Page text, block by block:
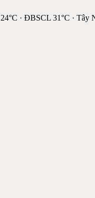
· ĐBSCL 31°C · Tây